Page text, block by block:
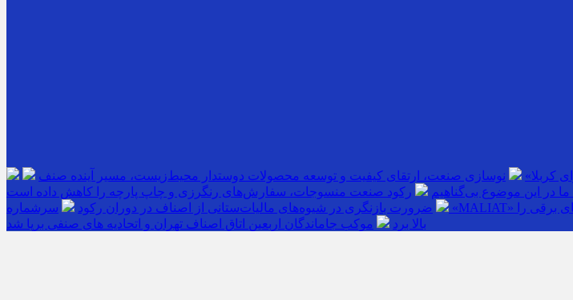
کربلا»
نوسازی صنعت، ارتقای کیفیت و توسعه محصولات دوستدار محیط‌زیست، مسیر آینده صنف
در این موضوع بی‌گناهیم
رکود صنعت منسوجات، سفارش‌های رنگرزی و چاپ پارچه را کاهش داده است
ضرورت بازنگری در شیوه‌های مالیات‌ستانی از اصناف در دوران رکود
برقی را
بالا برد
موکب جاماندگان اربعین اتاق اصناف تهران و اتحادیه های صنفی برپا شد